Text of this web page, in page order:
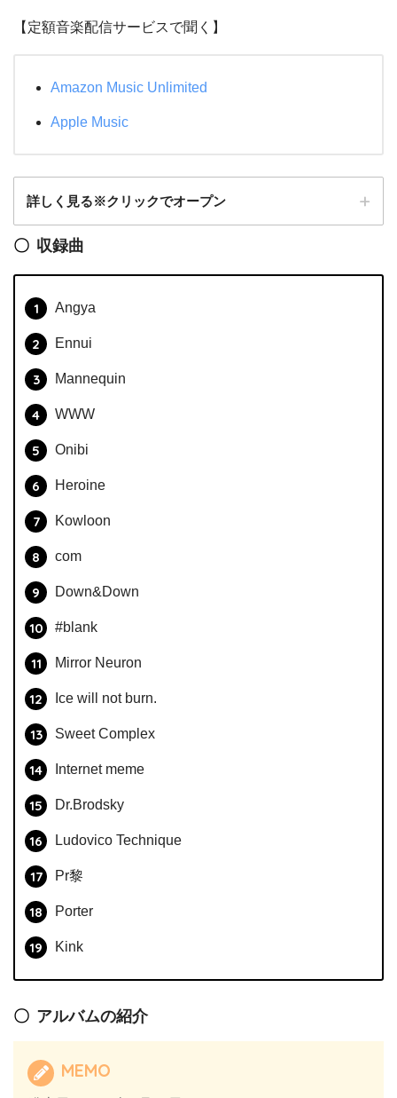
【定額音楽配信サービスで聞く】
Amazon Music Unlimited
Apple Music
詳しく見る※クリックでオープン
収録曲
Angya
Ennui
Mannequin
WWW
Onibi
Heroine
Kowloon
com
Down&Down
#blank
Mirror Neuron
Ice will not burn.
Sweet Complex
Internet meme
Dr.Brodsky
Ludovico Technique
Pr黎
Porter
Kink
アルバムの紹介
MEMO